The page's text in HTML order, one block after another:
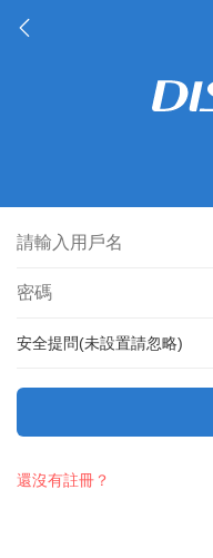
安全提問(未設置請忽略)
還沒有註冊？